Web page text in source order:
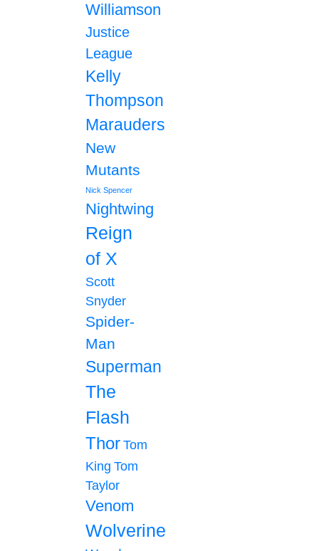
Williamson
Justice
League
Kelly
Thompson
Marauders
New
Mutants
Nick Spencer
Nightwing
Reign
of X
Scott
Snyder
Spider-
Man
Superman
The
Flash
Thor Tom
King Tom
Taylor
Venom
Wolverine